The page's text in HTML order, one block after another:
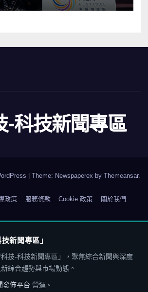
-科技新聞專區
| Theme: Newspaperex by Themeansar.
政策 服務條款 Cookie 政策 關於我們
新聞專區」
技-科技新聞專區」，聚焦綜合新聞與深度
綜合趨勢與市場動態。
發佈平台 營運。